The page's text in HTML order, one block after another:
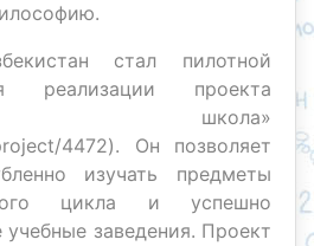
стал пилотной
реализации проекта
школа»
4472). Он позволяет
изучать предметы
цикла и успешно
заведения. Проект